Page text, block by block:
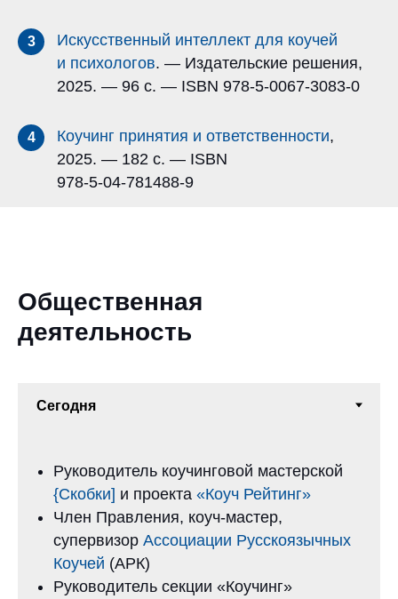
3
Искусственный интеллект для коучей
и психологов. — Издательские решения,
2025. — 96 с. — ISBN 978-5-0067-3083-0
4 Коучинг принятия и ответственности,
2025. — 182 с. — ISBN
978-5-04-781488-9
Общественная
деятельность
Руководитель коучинговой мастерской
{Скобки] и проекта «Коуч Рейтинг»
Член Правления, коуч-мастер,
супервизор Ассоциации Русскоязычных
Коучей (АРК)
Руководитель секции «Коучинг»